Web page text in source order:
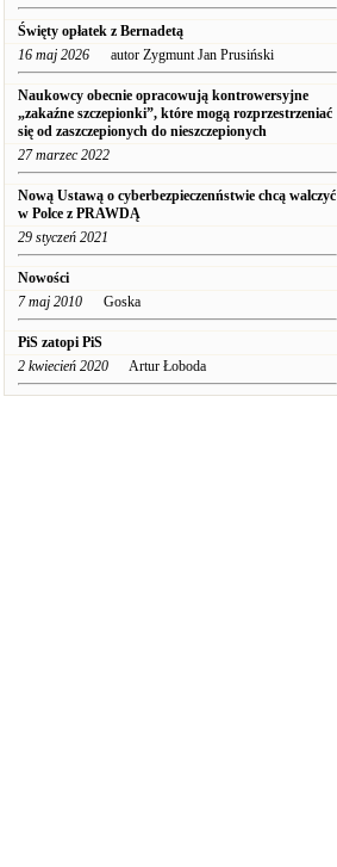
Święty opłatek z Bernadetą
16 maj 2026 autor Zygmunt Jan Prusiński
Naukowcy obecnie opracowują kontrowersyjne
„zakaźne szczepionki”, które mogą rozprzestrzeniać
się od zaszczepionych do nieszczepionych
27 marzec 2022
Nową Ustawą o cyberbezpieczenństwie chcą walczyć
w Polce z PRAWDĄ
29 styczeń 2021
Nowości
7 maj 2010 Goska
PiS zatopi PiS
2 kwiecień 2020 Artur Łoboda